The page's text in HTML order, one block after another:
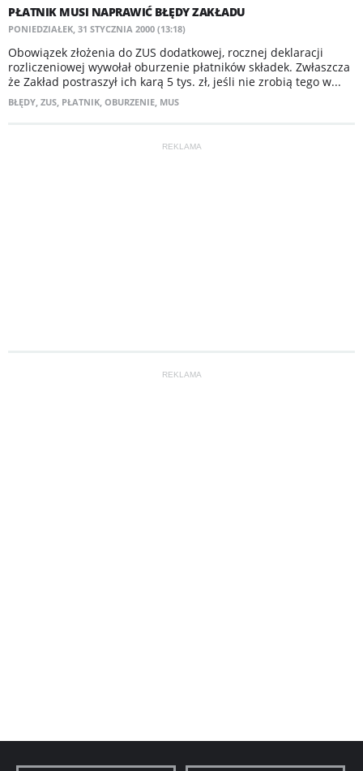
PŁATNIK MUSI NAPRAWIĆ BŁĘDY ZAKŁADU
PONIEDZIAŁEK, 31 STYCZNIA 2000 (13:18)
Obowiązek złożenia do ZUS dodatkowej, rocznej deklaracji
rozliczeniowej wywołał oburzenie płatników składek. Zwłaszcza
że Zakład postraszył ich karą 5 tys. zł, jeśli nie zrobią tego w...
BŁĘDY, ZUS, PŁATNIK, OBURZENIE, MUS
REKLAMA
REKLAMA